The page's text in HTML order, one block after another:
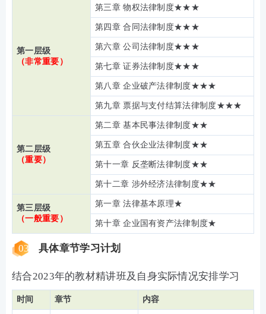
第一层级
（非常重要）
第三章 物权法律制度★★★
第四章 合同法律制度★★★
第六章 公司法律制度★★★
第七章 证券法律制度★★★
第八章 企业破产法律制度★★★
第九章 票据与支付结算法律制度★★★
第二层级
（重要）
第二章 基本民事法律制度★★
第五章 合伙企业法律制度★★
第十一章 反垄断法律制度★★
第十二章 涉外经济法律制度★★
第三层级
（一般重要）
第一章 法律基本原理★
第十章 企业国有资产法律制度★
03 具体章节学习计划
结合2023年的教材精讲班及自身实际情况安排学习
时间 章节 内容